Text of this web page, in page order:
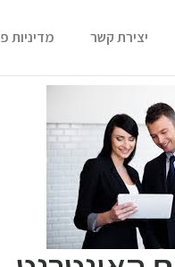
יצירת קשר מדיניות